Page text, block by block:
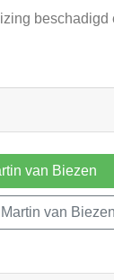
van Biezen
van Biezen